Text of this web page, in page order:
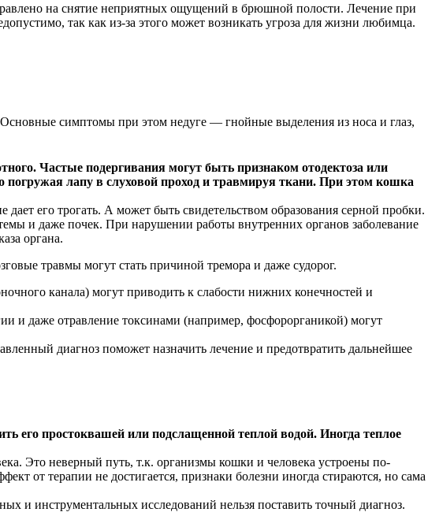
на снятие неприятных ощущений в брюшной полости. Лечение при
так как из-за этого может возникать угроза для жизни любимца.
симптомы при этом недуге — гнойные выделения из носа и глаз,
Частые подергивания могут быть признаком отодектоза или
лапу в слуховой проход и травмируя ткани. При этом кошка
его трогать. А может быть свидетельством образования серной пробки.
и даже почек. При нарушении работы внутренних органов заболевание
органа.
травмы могут стать причиной тремора и даже судорог.
канала) могут приводить к слабости нижних конечностей и
и даже отравление токсинами (например, фосфорорганикой) могут
диагноз поможет назначить лечение и предотвратить дальнейшее
его простоквашей или подслащенной теплой водой. Иногда теплое
Это неверный путь, т.к. организмы кошки и человека устроены по-
от терапии не достигается, признаки болезни иногда стираются, но сама
и инструментальных исследований нельзя поставить точный диагноз.